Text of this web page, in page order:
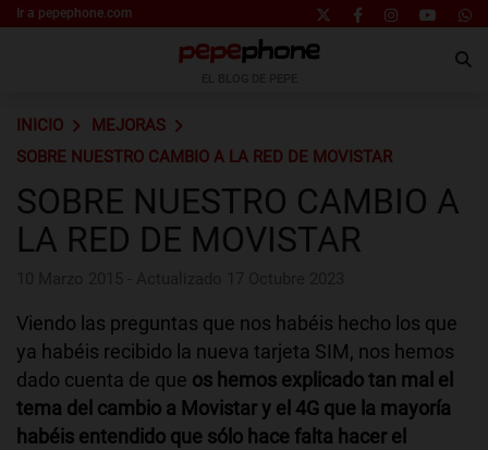
Ir a pepephone.com
INICIO
MEJORAS
SOBRE NUESTRO CAMBIO A LA RED DE MOVISTAR
SOBRE NUESTRO CAMBIO A
LA RED DE MOVISTAR
Viendo las preguntas que nos habéis hecho los que
ya habéis recibido la nueva tarjeta SIM, nos hemos
dado cuenta de que os hemos explicado tan mal el
tema del cambio a Movistar y el 4G que la mayoría
habéis entendido que sólo hace falta hacer el